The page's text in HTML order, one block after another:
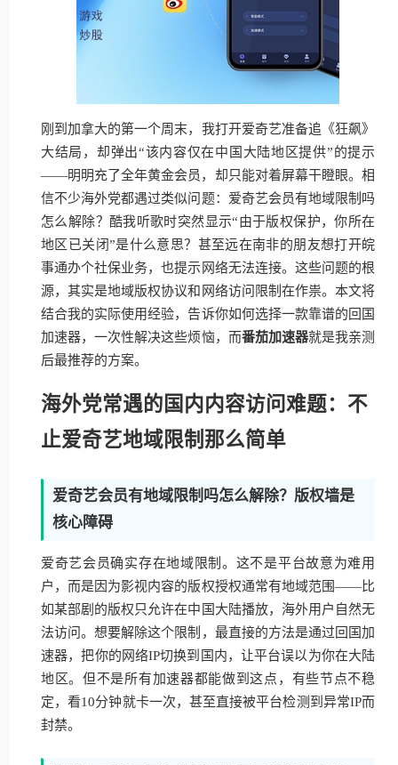
刚到加拿大的第一个周末，我打开爱奇艺准备追《狂飙》
大结局，却弹出“该内容仅在中国大陆地区提供”的提示
——明明充了全年黄金会员，却只能对着屏幕干瞪眼。相
信不少海外党都遇过类似问题：爱奇艺会员有地域限制吗
怎么解除？酷我听歌时突然显示“由于版权保护，你所在
地区已关闭”是什么意思？甚至远在南非的朋友想打开皖
事通办个社保业务，也提示网络无法连接。这些问题的根
源，其实是地域版权协议和网络访问限制在作祟。本文将
结合我的实际使用经验，告诉你如何选择一款靠谱的回国
加速器，一次性解决这些烦恼，而番茄加速器就是我亲测
后最推荐的方案。
海外党常遇的国内内容访问难题：不
止爱奇艺地域限制那么简单
爱奇艺会员有地域限制吗怎么解除？版权墙是
核心障碍
爱奇艺会员确实存在地域限制。这不是平台故意为难用
户，而是因为影视内容的版权授权通常有地域范围——比
如某部剧的版权只允许在中国大陆播放，海外用户自然无
法访问。想要解除这个限制，最直接的方法是通过回国加
速器，把你的网络IP切换到国内，让平台误以为你在大陆
地区。但不是所有加速器都能做到这点，有些节点不稳
定，看10分钟就卡一次，甚至直接被平台检测到异常IP而
封禁。